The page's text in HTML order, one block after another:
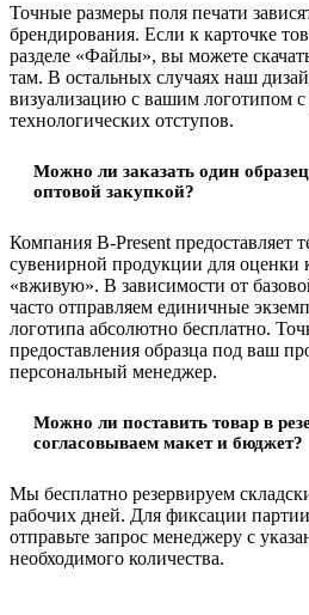
Точные размеры поля печати
брендирования. Если к карточке
разделе «Файлы», вы можете
там. В остальных случаях наш
визуализацию с вашим логотипом с
технологических отступов.
Можно ли заказать один
оптовой закупкой?
Компания B-Present предоставляет
сувенирной продукции для оценки
«вживую». В зависимости от
часто отправляем единичные
логотипа абсолютно бесплатно.
предоставления образца под ваш
персональный менеджер.
Можно ли поставить товар в
согласовываем макет и бюджет?
Мы бесплатно резервируем
рабочих дней. Для фиксации
отправьте запрос менеджеру с
необходимого количества.